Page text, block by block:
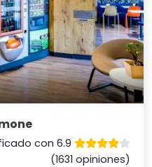
con 6.9
(1631 opiniones)